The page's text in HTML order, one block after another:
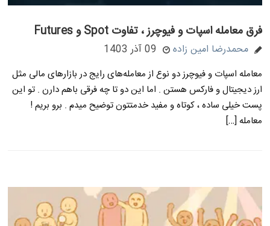
فرق معامله اسپات و فیوچرز ، تفاوت Spot و Futures
محمدرضا امین زاده 09 آذر 1403
معامله اسپات و فیوچرز دو نوع از معامله‌های رایج در بازارهای مالی مثل
ارز دیجیتال و فارکس هستن . اما این دو تا چه فرقی باهم دارن . تو این
پست خیلی ساده ، کوتاه و مفید خدمتتون توضیح میدم . برو بریم !
معامله […]